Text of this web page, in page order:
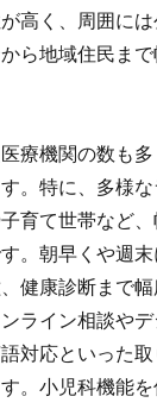
高く、周囲に
ら地域住民ま
療機関の数も
。特に、多様
育て世帯など
。朝早くや週
健康診断まで
ライン相談や
対応といった
。小児科機能